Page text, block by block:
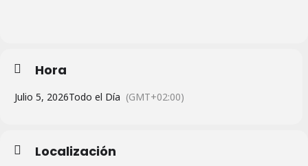
Hora
Julio 5, 2026Todo el Día (GMT+02:00)
Localización